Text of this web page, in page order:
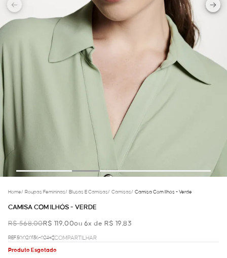
Home/ Roupas Femininas/ Blusas E Camisas/ Camisas/ Camisa Com Ilhós - Verde
CAMISA COM ILHÓS - VERDE
R$ 568,00R$ 119,00ou 6x de R$ 19,83
REF.50.02.0136-024
COMPARTILHAR
Produto Esgotado